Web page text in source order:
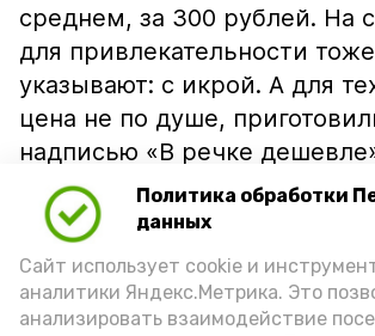
Политика обработки
данных
Сайт использует cookie и
аналитики Яндекс.Метрика. Это
анализировать взаимодействие
среднем, за 300 рублей. На
для привлекательности тоже
указывают: с икрой. А для
цена не по душе,
надписью «В речке